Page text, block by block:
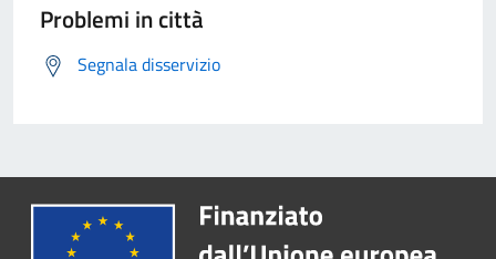
Problemi in città
Segnala disservizio